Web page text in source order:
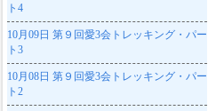
ト4
10月09日 第９回愛3会トレッキング・パー
ト3
10月08日 第９回愛3会トレッキング・パー
ト2